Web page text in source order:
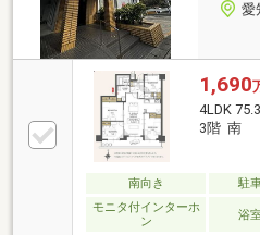
愛
1,690
4LDK
3階 南
南向き 駐
モニタ付インターホ
ン
浴